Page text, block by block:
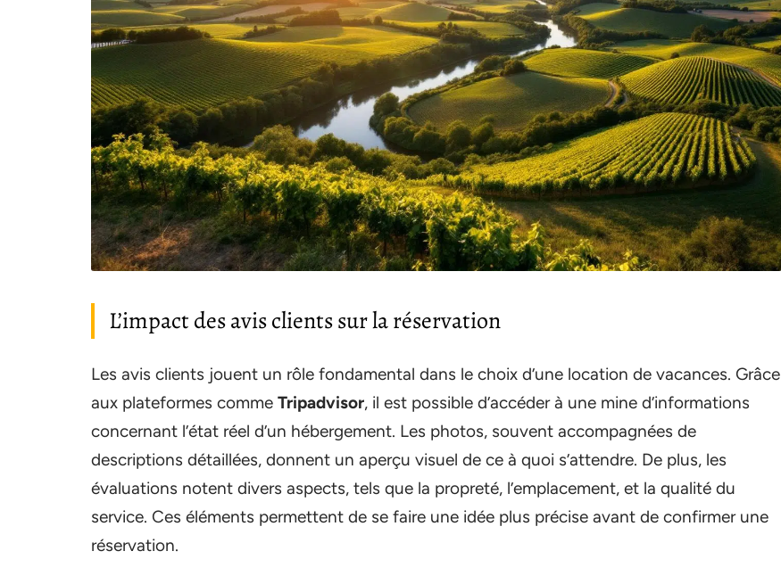
L’impact des avis clients sur la réservation
Les avis clients jouent un rôle fondamental dans le choix d’une location de vacances. Grâce
aux plateformes comme Tripadvisor, il est possible d’accéder à une mine d’informations
concernant l’état réel d’un hébergement. Les photos, souvent accompagnées de
descriptions détaillées, donnent un aperçu visuel de ce à quoi s’attendre. De plus, les
évaluations notent divers aspects, tels que la propreté, l’emplacement, et la qualité du
service. Ces éléments permettent de se faire une idée plus précise avant de confirmer une
réservation.